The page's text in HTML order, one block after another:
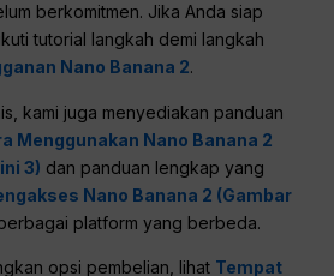
berkomitmen. Jika Anda siap
tutorial langkah demi langkah
Nano Banana 2.
kami juga menyediakan panduan
Menggunakan Nano Banana 2
3) dan panduan lengkap yang
Nano Banana 2 (Gambar
platform yang berbeda.
opsi pembelian, lihat Tempat